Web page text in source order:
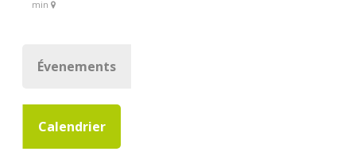
min
Évenements
Calendrier